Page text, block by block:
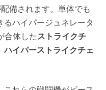
備されます。単体でも
るハイパージュネレータ
合体した ストライクチ
ハイパーストライクチェ